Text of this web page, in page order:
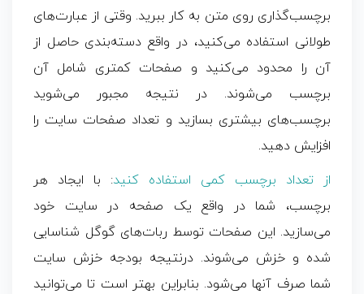
برچسب‌گذاری روی متن به‌ کار ببرید. وقتی از عبارت‌های
طولانی استفاده می‌کنید، در واقع دسته‌بندی حاصل از
آن را محدود می‌کنید و صفحات کمتری شامل آن
برچسب می‌شوند. در نتیجه مجبور می‌شوید
برچسب‌های بیشتری بسازید و تعداد صفحات سایت را
افزایش دهید.
از تعداد برچسب کمی استفاده کنید: با ایجاد هر
برچسب، شما در واقع یک صفحه در سایت خود
می‌سازید. این صفحات توسط ربات‌های گوگل شناسایی
شده و خزش می‌شوند. درنتیجه بودجه خزش سایت
شما صرف آنها می‌شود. بنابراین بهتر است تا می‌توانید